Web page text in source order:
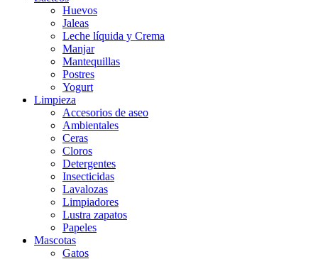
Huevos
Jaleas
Leche líquida y Crema
Manjar
Mantequillas
Postres
Yogurt
Limpieza
Accesorios de aseo
Ambientales
Ceras
Cloros
Detergentes
Insecticidas
Lavalozas
Limpiadores
Lustra zapatos
Papeles
Mascotas
Gatos